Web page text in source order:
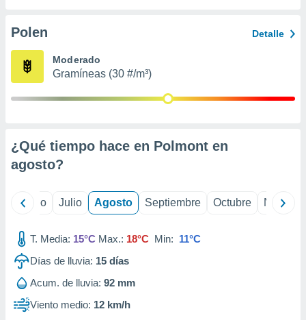
e
mediante
de
1199
Polen Detalle
Moderado
Gramíneas (30 #/m³)
¿Qué tiempo hace en Polmont en
agosto?
Junio Julio Agosto Septiembre Octubre
T. Media: 15°C Max.: 18°C Min: 11°C
Días de lluvia: 15 días
Acum. de lluvia: 92 mm
Viento medio: 12 km/h